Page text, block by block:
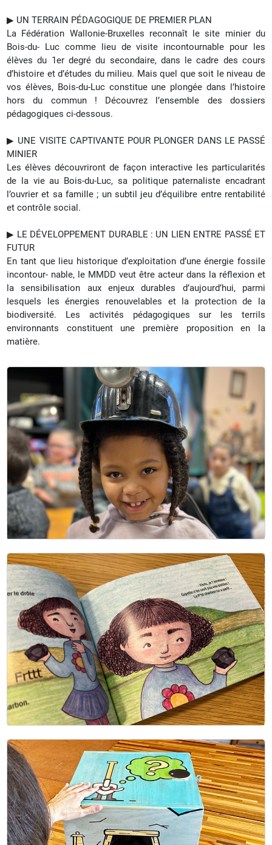
▶︎ UN TERRAIN PÉDAGOGIQUE DE PREMIER PLAN
La Fédération Wallonie-Bruxelles reconnaît le site minier du
Bois-du- Luc comme lieu de visite incontournable pour les
élèves du 1er degré du secondaire, dans le cadre des cours
d’histoire et d’études du milieu. Mais quel que soit le niveau de
vos élèves, Bois-du-Luc constitue une plongée dans l’histoire
hors du commun !
Découvrez l’ensemble des dossiers
pédagogiques ci-dessous.
▶︎ UNE VISITE CAPTIVANTE POUR PLONGER DANS LE PASSÉ
MINIER
Les élèves découvriront de façon interactive les particularités
de la vie au Bois-du-Luc, sa politique paternaliste encadrant
l’ouvrier et sa famille ; un subtil jeu d’équilibre entre rentabilité
et contrôle social.
▶︎ LE DÉVELOPPEMENT DURABLE : UN LIEN ENTRE PASSÉ ET
FUTUR
En tant que lieu historique d’exploitation d’une énergie fossile
incontour- nable, le MMDD veut être acteur dans la réflexion et
la sensibilisation aux enjeux durables d’aujourd’hui, parmi
lesquels les énergies renouvelables et la protection de la
biodiversité. Les activités pédagogiques sur les terrils
environnants constituent une première proposition en la
matière.